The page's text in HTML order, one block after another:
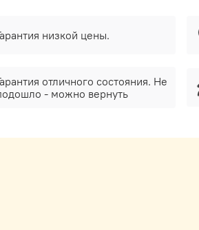
низкой цены.
отличного состояния. Не
- можно вернуть